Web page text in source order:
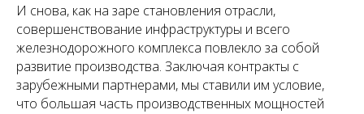
И снова, как на заре становления отрасли,
совершенствование инфраструктуры и всего
железнодорожного комплекса повлекло за собой
развитие производства. Заключая контракты с
зарубежными партнерами, мы ставили им условие,
что большая часть производственных мощностей